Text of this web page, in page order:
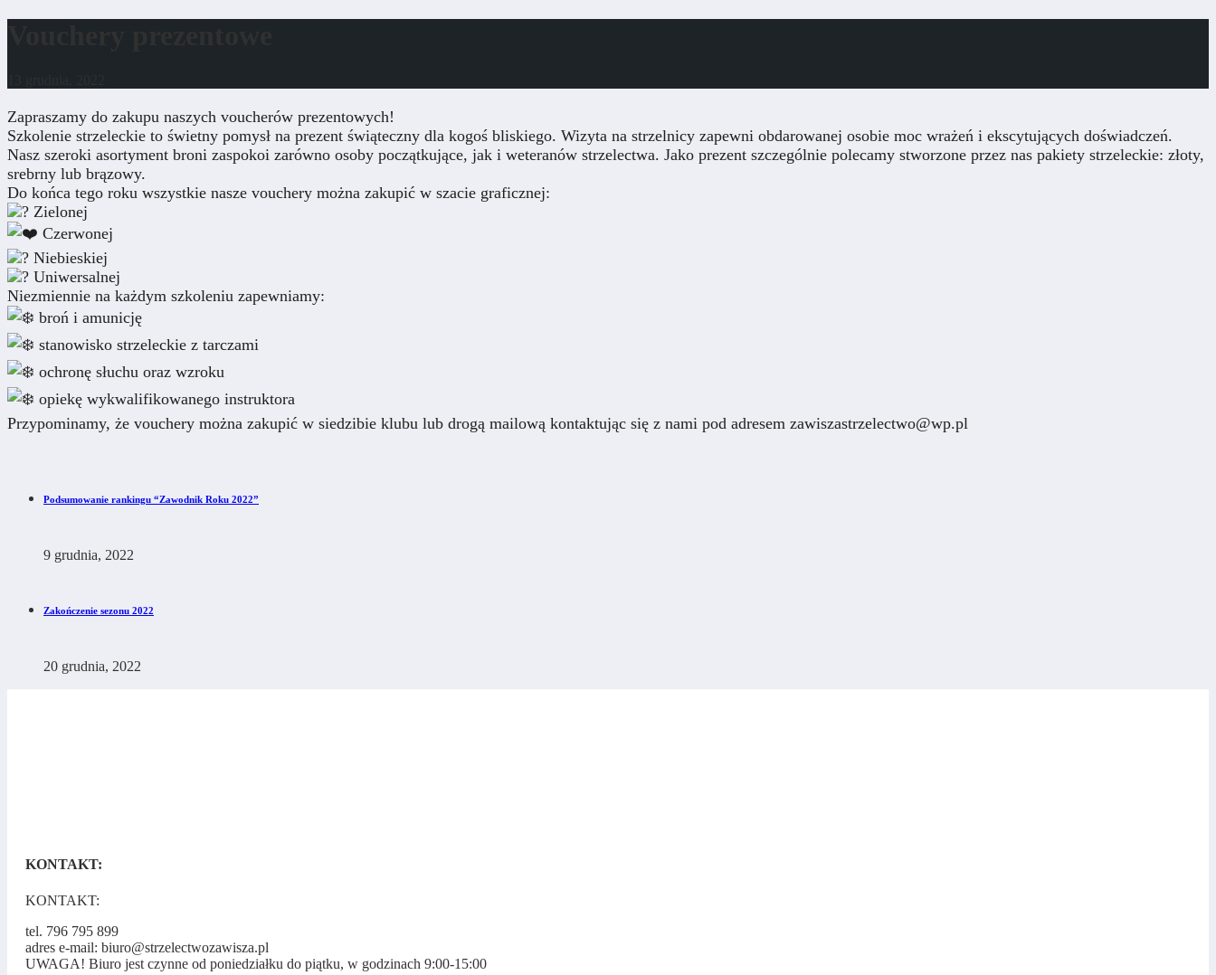
Zapraszamy do zakupu naszych voucherów prezentowych!
Szkolenie strzeleckie to świetny pomysł na prezent świąteczny dla kogoś bliskiego. Wizyta na strzelnicy zapewni obdarowanej osobie moc wrażeń i ekscytujących doświadczeń.
Nasz szeroki asortyment broni zaspokoi zarówno osoby początkujące, jak i weteranów strzelectwa. Jako prezent szczególnie polecamy stworzone przez nas pakiety strzeleckie: złoty,
srebrny lub brązowy.
Do końca tego roku wszystkie nasze vouchery można zakupić w szacie graficznej:
Zielonej
Czerwonej
Niebieskiej
Uniwersalnej
Niezmiennie na każdym szkoleniu zapewniamy:
broń i amunicję
stanowisko strzeleckie z tarczami
ochronę słuchu oraz wzroku
opiekę wykwalifikowanego instruktora
Przypominamy, że vouchery można zakupić w siedzibie klubu lub drogą mailową kontaktując się z nami pod adresem zawiszastrzelectwo@wp.pl
Podsumowanie rankingu “Zawodnik Roku 2022”
9 grudnia, 2022
Zakończenie sezonu 2022
20 grudnia, 2022
KONTAKT:
KONTAKT:
tel. 796 795 899
adres e-mail: biuro@strzelectwozawisza.pl
UWAGA! Biuro jest czynne od poniedziałku do piątku, w godzinach 9:00-15:00